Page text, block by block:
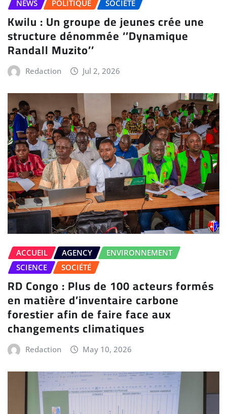
NEWS POLITIQUE SOCIÉTÉ
Kwilu : Un groupe de jeunes crée une
structure dénommée ‘’Dynamique
Randall Muzito’’
Redaction Jul 2, 2026
ACCUEIL AGENCY
ENVIRONNEMENT
SCIENCE
SOCIÉTÉ
RD Congo : Plus de 100 acteurs formés
en matière d’inventaire carbone
forestier afin de faire face aux
changements climatiques
Redaction May 10, 2026